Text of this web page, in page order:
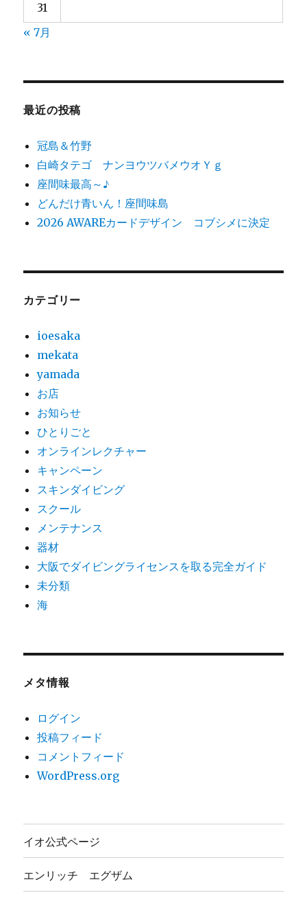
31
« 7月
最近の投稿
冠島＆竹野
白崎タテゴ ナンヨウツバメウオＹｇ
座間味最高～♪
どんだけ青いん！座間味島
2026 AWAREカードデザイン コブシメに決定
カテゴリー
ioesaka
mekata
yamada
お店
お知らせ
ひとりごと
オンラインレクチャー
キャンペーン
スキンダイビング
スクール
メンテナンス
器材
大阪でダイビングライセンスを取る完全ガイド
未分類
海
メタ情報
ログイン
投稿フィード
コメントフィード
WordPress.org
イオ公式ページ
エンリッチ エグザム